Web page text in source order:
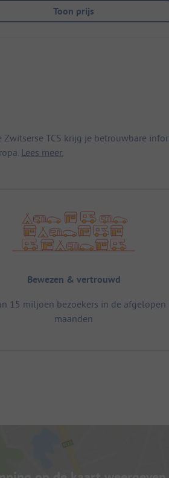
Toon prijs
Zwitserse TCS krijg je betrouwbare
Lees meer.
Bewezen & vertrouwd
15 miljoen bezoekers in de afgelopen
maanden